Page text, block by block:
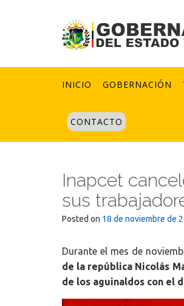
INICIO GOBERNACIÓN
CONTACTO
Inapcet
sus
Posted on 18 de noviembre de
Durante el mes de
de la república Nicolás
de los aguinaldos con el